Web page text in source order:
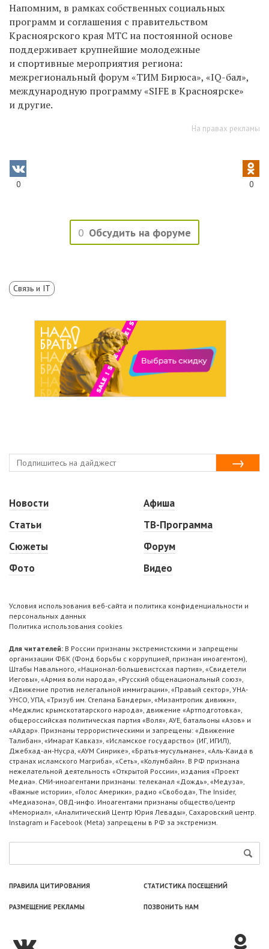
Напомним, в рамках собственных социальных
программ и соглашения с правительством
Красноярского края МТС на постоянной основе
поддерживает крупнейшие молодежные
и спортивные мероприятия региона:
межрегиональный форум «ТИМ Бирюса», «IQ-бал»,
международную программу «SIFE в Красноярске»
и другие.
На правах рекламы
0 0
0 Обсудить на форуме
Связь и IT
Новости
Статьи
Сюжеты
Фото
Афиша
ТВ-Программа
Форум
Видео
Условия использования веб-сайта и политика конфиденциальности и
персональных данных
Политика использования cookies
Для читателей: В России признаны экстремистскими и запрещены
организации ФБК (Фонд борьбы с коррупцией, признан иноагентом),
Штабы Навального, «Национал-большевистская партия», «Свидетели
Иеговы», «Армия воли народа», «Русский общенациональный союз»,
«Движение против нелегальной иммиграции», «Правый сектор», УНА-
УНСО, УПА, «Тризуб им. Степана Бандеры», «Мизантропик дивижн»,
«Меджлис крымскотатарского народа», движение «Артподготовка»,
общероссийская политическая партия «Воля», АУЕ, батальоны «Азов» и
«Айдар». Признаны террористическими и запрещены: «Движение
Талибан», «Имарат Кавказ», «Исламское государство» (ИГ, ИГИЛ),
Джебхад-ан-Нусра, «АУМ Синрике», «Братья-мусульмане», «Аль-Каида в
странах исламского Магриба», «Сеть», «Колумбайн». В РФ признана
нежелательной деятельность «Открытой России», издания «Проект
Медиа». СМИ-иноагентами признаны: телеканал «Дождь», «Медуза»,
«Важные истории», «Голос Америки», радио «Свобода», The Insider,
«Медиазона», ОВД-инфо. Иноагентами признаны общество/центр
«Мемориал», «Аналитический Центр Юрия Левады», Сахаровский центр.
Instagram и Facebook (Metа) запрещены в РФ за экстремизм.
ПРАВИЛА ЦИТИРОВАНИЯ СТАТИСТИКА ПОСЕЩЕНИЙ
РАЗМЕЩЕНИЕ РЕКЛАМЫ ПОЗВОНИТЬ НАМ